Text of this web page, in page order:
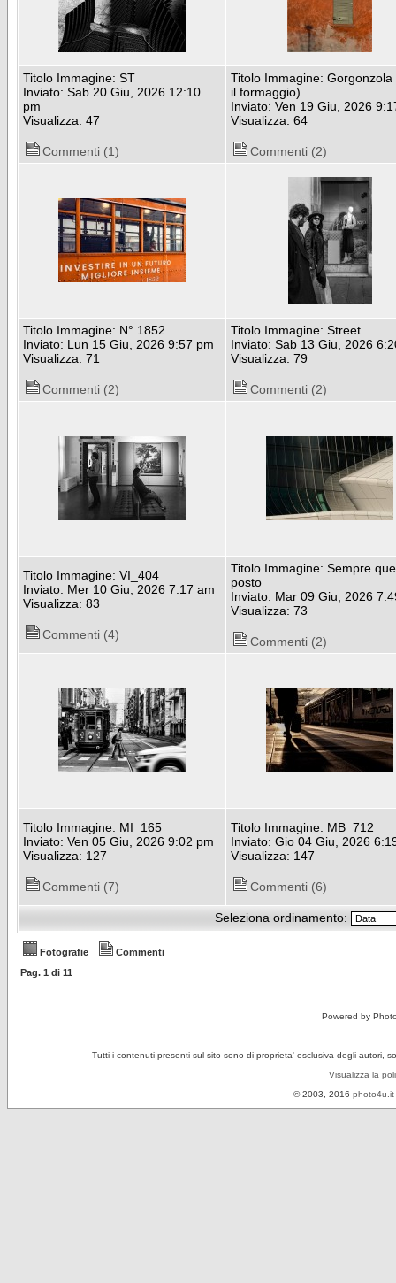
Titolo Immagine: ST
Inviato: Sab 20 Giu, 2026 12:10
pm
Visualizza: 47
Commenti (1)
Titolo Immagine: Gorgonzola
il formaggio)
Inviato: Ven 19 Giu, 2026
Visualizza: 64
Commenti (2)
Titolo Immagine: N° 1852
Inviato: Lun 15 Giu, 2026 9:57 pm
Visualizza: 71
Commenti (2)
Titolo Immagine: Street
Inviato: Sab 13 Giu, 2026
Visualizza: 79
Commenti (2)
Titolo Immagine: VI_404
Inviato: Mer 10 Giu, 2026 7:17 am
Visualizza: 83
Commenti (4)
Titolo Immagine: Sempre
posto
Inviato: Mar 09 Giu, 2026
Visualizza: 73
Commenti (2)
Titolo Immagine: MI_165
Inviato: Ven 05 Giu, 2026 9:02 pm
Visualizza: 127
Commenti (7)
Titolo Immagine: MB_712
Inviato: Gio 04 Giu, 2026
Visualizza: 147
Commenti (6)
Seleziona ordinamento:
Fotografie
Commenti
Pag. 1 di 11
Powered by
Tutti i contenuti presenti sul sito sono di proprieta' esclusiva degli autori,
Visualizza la
© 2003, 2016 photo4u.it